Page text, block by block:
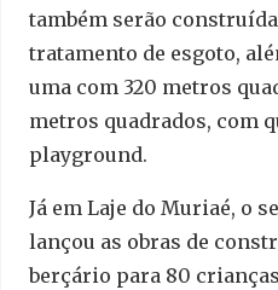
também serão
tratamento de esgoto,
uma com 320 metros
metros quadrados, com
playground.
Já em Laje do Muriaé, o
lançou as obras de
berçário para 80